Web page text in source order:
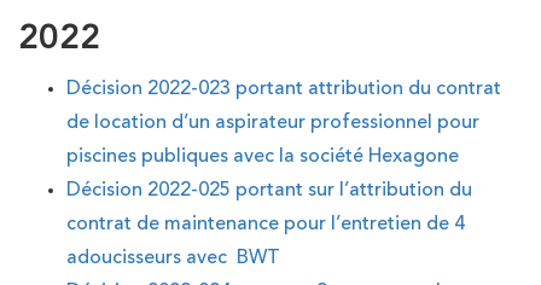
2022
Décision 2022-023 portant attribution du contrat
de location d’un aspirateur professionnel pour
piscines publiques avec la société Hexagone
Décision 2022-025 portant sur l’attribution du
contrat de maintenance pour l’entretien de 4
adoucisseurs avec BWT